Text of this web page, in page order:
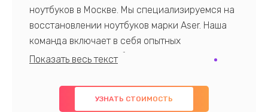
ноутбуков в Москве. Мы специализируемся на
восстановлении ноутбуков марки Aser. Наша
команда включает в себя опытных
профессионалов с обширными знаниями и
предлагаем быстрый и качественный ремонт с
использованием оригинальных компонентов, а
УЗНАТЬ СТОИМОСТЬ